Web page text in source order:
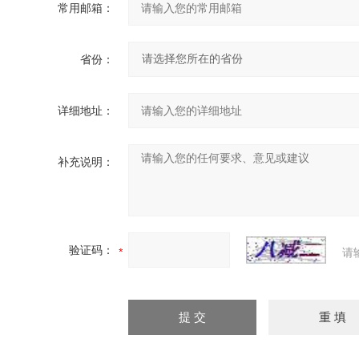
常用邮箱：
省份：
详细地址：
补充说明：
验证码： 请